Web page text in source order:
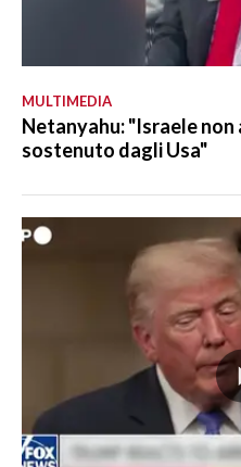
MULTIMEDIA
Netanyahu: "Israele non
sostenuto dagli Usa"